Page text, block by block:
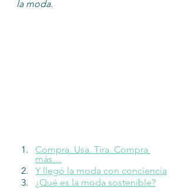
la moda.
Compra. Usa. Tira. Compra
más…
Y llegó la moda con conciencia
¿Qué es la moda sostenible?